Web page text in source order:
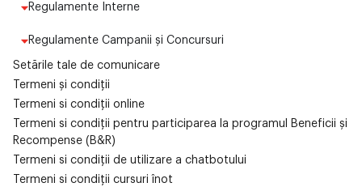
Regulamente Interne
Regulamente Campanii și Concursuri
Setările tale de comunicare
Termeni și condiții
Termeni si condiții online
Termeni si condiții pentru participarea la programul Beneficii și
Recompense (B&R)
Termeni si condiții de utilizare a chatbotului
Termeni si condiții cursuri înot